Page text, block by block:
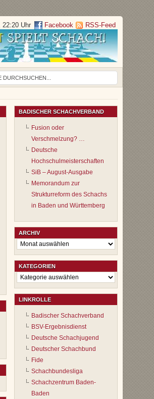
22:20 Uhr Facebook RSS-Feed
BADISCHER SCHACHVERBAND
Fusion oder
Verschmelzung? …
Deutsche
Hochschulmeisterschaften
SiB – August-Ausgabe
Memorandum zur
Strukturreform des Schachs
in Baden und Württemberg
ARCHIV
Archiv
KATEGORIEN
Kategorien
LINKROLLE
Badischer Schachverband
BSV-Ergebnisdienst
Deutsche Schachjugend
Deutscher Schachbund
Fide
Schachbundesliga
Schachzentrum Baden-
Baden